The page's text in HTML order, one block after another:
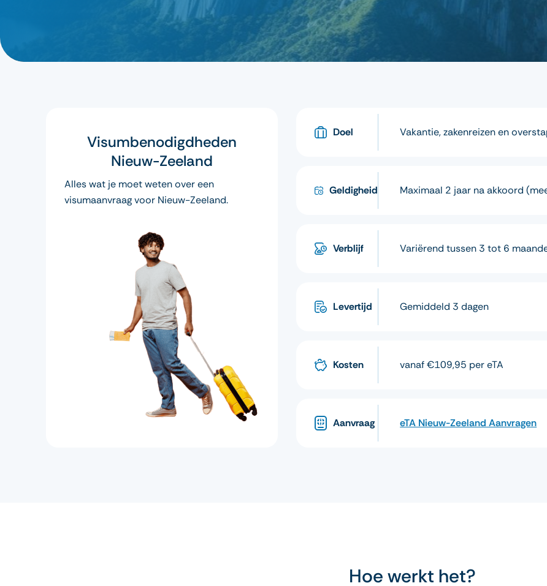
Visumbenodigdheden
Nieuw-Zeeland
Alles wat je moet weten over een
visumaanvraag voor Nieuw-Zeeland.
Doel Vakantie, zakenreizen en
Geldigheid Maximaal 2 jaar na akkoord
Verblijf Variërend tussen 3 tot 6
Levertijd Gemiddeld 3 dagen
Kosten vanaf €109,95 per eTA
Aanvraag eTA Nieuw-Zeeland Aanvragen
Hoe werkt het?